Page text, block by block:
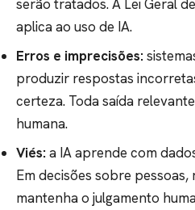
serão tratados. A Lei Geral
aplica ao uso de IA.
Erros e imprecisões:
produzir respostas
certeza. Toda saída
humana.
Viés:a IA aprende com
Em decisões sobre
mantenha o julgamento